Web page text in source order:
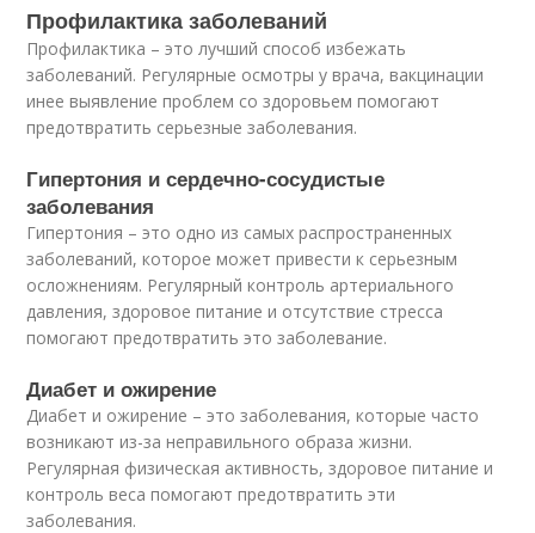
Профилактика заболеваний
Профилактика – это лучший способ избежать
заболеваний. Регулярные осмотры у врача, вакцинации
инее выявление проблем со здоровьем помогают
предотвратить серьезные заболевания.
Гипертония и сердечно-сосудистые
заболевания
Гипертония – это одно из самых распространенных
заболеваний, которое может привести к серьезным
осложнениям. Регулярный контроль артериального
давления, здоровое питание и отсутствие стресса
помогают предотвратить это заболевание.
Диабет и ожирение
Диабет и ожирение – это заболевания, которые часто
возникают из-за неправильного образа жизни.
Регулярная физическая активность, здоровое питание и
контроль веса помогают предотвратить эти
заболевания.